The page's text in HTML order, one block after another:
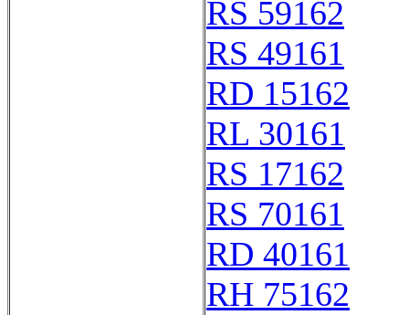
RS 59162
RS 49161
RD 15162
RL 30161
RS 17162
RS 70161
RD 40161
RH 75162